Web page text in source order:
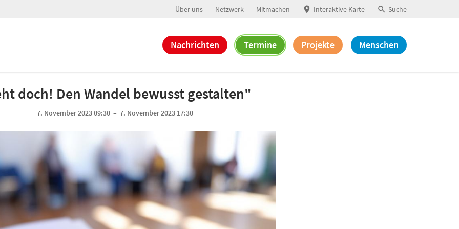
Über uns Netzwerk Mitmachen Interaktive Karte Suche
Nachrichten Termine Projekte Menschen
doch! Den Wandel bewusst gestalten"
7. November 2023 09:30 – 7. November 2023 17:30